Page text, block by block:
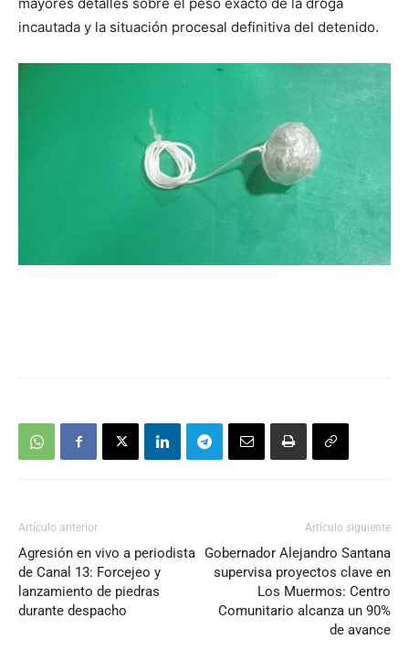
incautada y la situación procesal definitiva del detenido.
Artículo anterior
Agresión en vivo a periodista
de Canal 13: Forcejeo y
lanzamiento de piedras
durante despacho
Artículo siguiente
Gobernador Alejandro Santana
supervisa proyectos clave en
Los Muermos: Centro
Comunitario alcanza un 90%
de avance